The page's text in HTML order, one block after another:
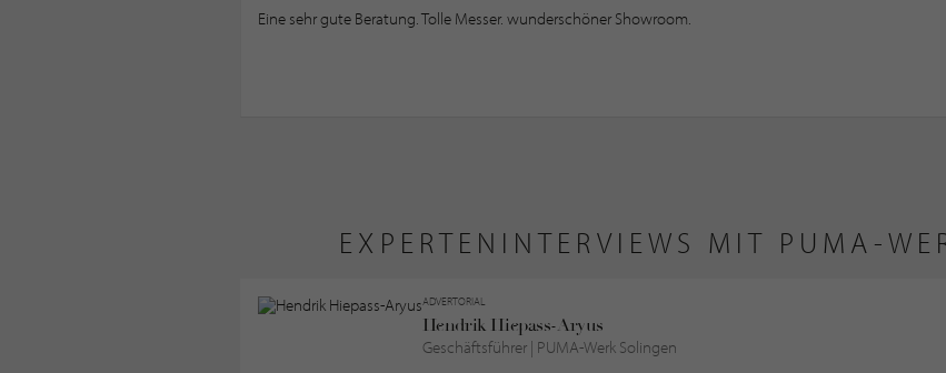
Eine sehr gute Beratung. Tolle Messer. wunderschöner Showroom.
EXPERTENINTERVIEWS MIT PUMA-
ADVERTORIAL
Hendrik Hiepass-Aryus
Geschäftsführer | PUMA-Werk Solingen